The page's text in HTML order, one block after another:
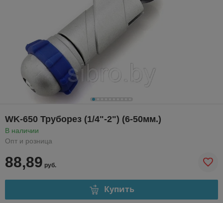
WK-650 Труборез (1/4"-2") (6-50мм.)
В наличии
Опт и розница
88,89 руб.
Купить